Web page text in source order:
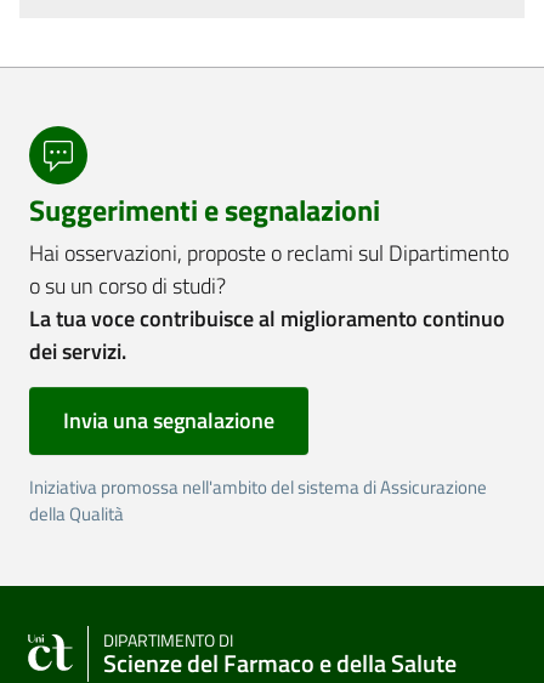
Suggerimenti e segnalazioni
Hai osservazioni, proposte o reclami sul Dipartimento
o su un corso di studi?
La tua voce contribuisce al miglioramento continuo
dei servizi.
Invia una segnalazione
Iniziativa promossa nell'ambito del sistema di Assicurazione
della Qualità
DIPARTIMENTO DI
Scienze del Farmaco e della Salute